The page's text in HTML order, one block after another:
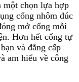
một chọn lựa hợp
cổng nhôm đúc
mở cổng mỗi
Hơn hết cổng tự
và đẳng cấp
am hiểu về công